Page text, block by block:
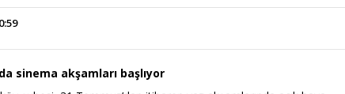
sinema akşamları başlıyor